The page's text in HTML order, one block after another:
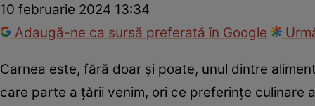
10 februarie 2024 13:34
Adaugă-ne ca sursă preferată în Google
Carnea este, fără doar și poate, unul dintre
care parte a țării venim, ori ce preferințe culinare